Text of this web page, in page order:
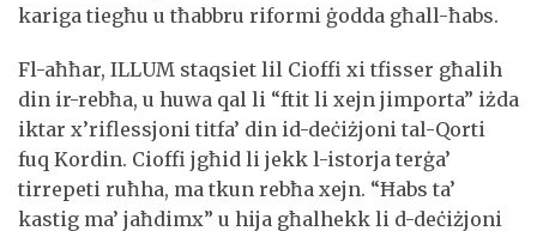
kariga tiegħu u tħabbru riformi ġodda għall-ħabs.
Fl-aħħar, ILLUM staqsiet lil Cioffi xi tfisser għalih
din ir-rebħa, u huwa qal li “ftit li xejn jimporta” iżda
iktar x’riflessjoni titfa’ din id-deċiżjoni tal-Qorti
fuq Kordin. Cioffi jgħid li jekk l-istorja terġa’
tirrepeti ruħha, ma tkun rebħa xejn. “Ħabs ta’
kastig ma’ jaħdimx” u hija għalhekk li d-deċiżjoni